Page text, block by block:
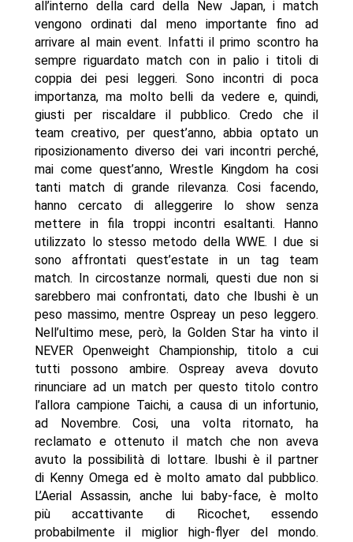
all’interno della card della New Japan, i match
vengono ordinati dal meno importante fino ad
arrivare al main event. Infatti il primo scontro ha
sempre riguardato match con in palio i titoli di
coppia dei pesi leggeri. Sono incontri di poca
importanza, ma molto belli da vedere e, quindi,
giusti per riscaldare il pubblico. Credo che il
team creativo, per quest’anno, abbia optato un
riposizionamento diverso dei vari incontri perché,
mai come quest’anno, Wrestle Kingdom ha cosi
tanti match di grande rilevanza. Cosi facendo,
hanno cercato di alleggerire lo show senza
mettere in fila troppi incontri esaltanti. Hanno
utilizzato lo stesso metodo della WWE. I due si
sono affrontati quest’estate in un tag team
match. In circostanze normali, questi due non si
sarebbero mai confrontati, dato che Ibushi è un
peso massimo, mentre Ospreay un peso leggero.
Nell’ultimo mese, però, la Golden Star ha vinto il
NEVER Openweight Championship, titolo a cui
tutti possono ambire. Ospreay aveva dovuto
rinunciare ad un match per questo titolo contro
l’allora campione Taichi, a causa di un infortunio,
ad Novembre. Cosi, una volta ritornato, ha
reclamato e ottenuto il match che non aveva
avuto la possibilità di lottare. Ibushi è il partner
di Kenny Omega ed è molto amato dal pubblico.
L’Aerial Assassin, anche lui baby-face, è molto
più accattivante di Ricochet, essendo
probabilmente il miglior high-flyer del mondo.